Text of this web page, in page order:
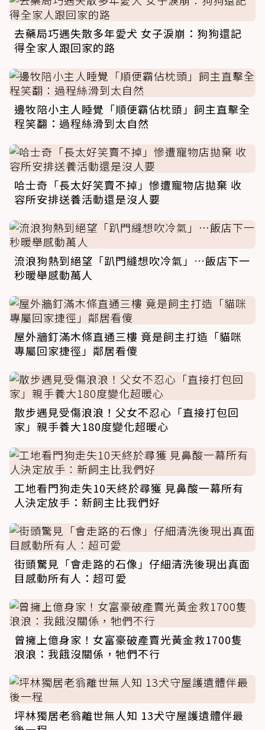
去藥局巧遇失散多年愛犬 女子淚崩：狗狗還記
得全家人跟回家的路
邊牧陪小主人睡覺「順便霸佔枕頭」飼主直擊全
程笑翻：過程絲滑到太自然
哈士奇「長太好笑賣不掉」慘遭寵物店拋棄 收
容所安排送養活動還是沒人要
流浪狗熱到絕望「趴門縫想吹冷氣」…飯店下一
秒暖舉感動萬人
屋外牆釘滿木條直通三樓 竟是飼主打造「貓咪
專屬回家捷徑」鄰居看傻
散步遇見受傷浪浪！父女不忍心「直接打包回
家」親手養大180度變化超暖心
工地看門狗走失10天終於尋獲 見鼻酸一幕所有
人決定放手：新飼主比我們好
街頭驚見「會走路的石像」仔細清洗後現出真面
目感動所有人：超可愛
曾擁上億身家！女富豪破產賣光黃金救1700隻
浪浪：我餓沒關係，牠們不行
坪林獨居老翁離世無人知 13犬守屋護遺體伴最